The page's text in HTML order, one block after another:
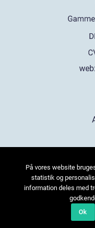
web:
På vores website
statistik og
information deles med
Ok